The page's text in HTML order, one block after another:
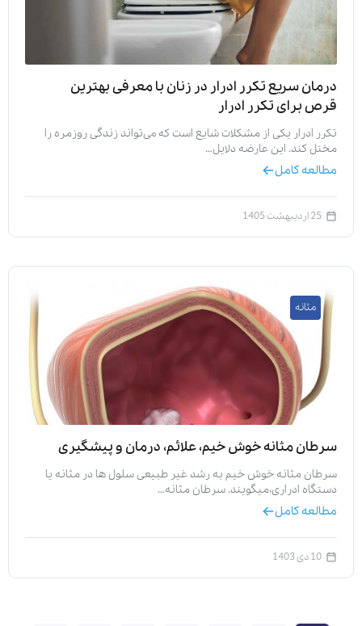
درمان سریع تکرر ادرار در زنان با معرفی بهترین
قرص برای تکرر ادرار
تکرر ادرار یکی از مشکلات شایع است که می‌تواند زندگی روزمره را
مختل کند. این عارضه دلایل…
مطالعه کامل
25 اردیبهشت 1405
مثانه
سرطان مثانه خوش خیم، علائم، درمان و پیشگیری
سرطان مثانه خوش خیم به رشد غیر طبیعی سلول ‌ها در مثانه یا
دستگاه ادراری،میگویند. سرطان مثانه…
مطالعه کامل
10 دی 1403